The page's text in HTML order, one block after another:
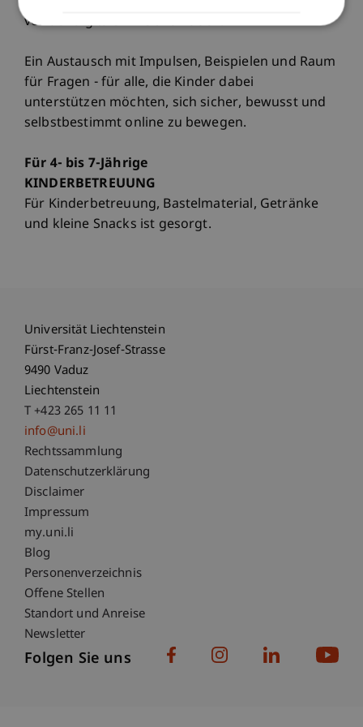
vor der digitalen Welt zu haben.
Ein Austausch mit Impulsen, Beispielen und Raum
für Fragen - für alle, die Kinder dabei
unterstützen möchten, sich sicher, bewusst und
selbstbestimmt online zu bewegen.
Für 4- bis 7-Jährige
KINDERBETREUUNG
Für Kinderbetreuung, Bastelmaterial, Getränke
und kleine Snacks ist gesorgt.
Universität Liechtenstein
Fürst-Franz-Josef-Strasse
9490 Vaduz
Liechtenstein
T +423 265 11 11
info@uni.li
Fußzeile Rechtliche Hinweise
Rechtssammlung
Datenschutzerklärung
Disclaimer
Impressum
Fußzeile Subdomain-Verzeichnis
my.uni.li
Blog
Personenverzeichnis
Offene Stellen
Standort und Anreise
Newsletter
Folgen Sie uns